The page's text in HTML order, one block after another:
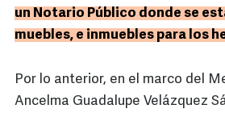
un Notario Público donde se
muebles, e inmuebles para los
Por lo anterior, en el marco del
Ancelma Guadalupe Velázquez